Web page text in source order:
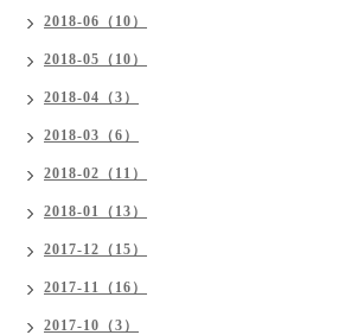
2018-06（10）
2018-05（10）
2018-04（3）
2018-03（6）
2018-02（11）
2018-01（13）
2017-12（15）
2017-11（16）
2017-10（3）